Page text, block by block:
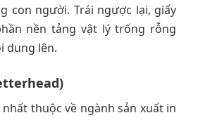
con người. Trái ngược lại, giấy
nền tảng vật lý trống rỗng
dung lên.
thuộc về ngành sản xuất in